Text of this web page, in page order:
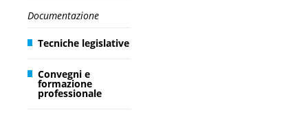
Documentazione
Tecniche legislative
Convegni e
formazione
professionale